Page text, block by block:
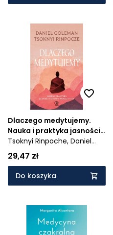
Dlaczego medytujemy.
Nauka i praktyka jasności i
współczucia
Tsoknyi Rinpoche, Daniel
Goleman
29,47 zł
Do koszyka